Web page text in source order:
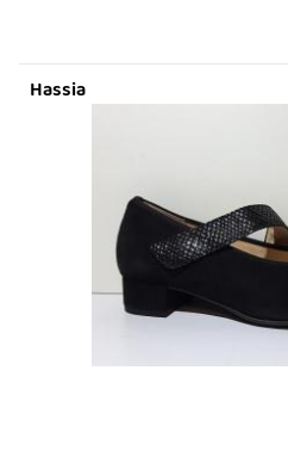
Hassia